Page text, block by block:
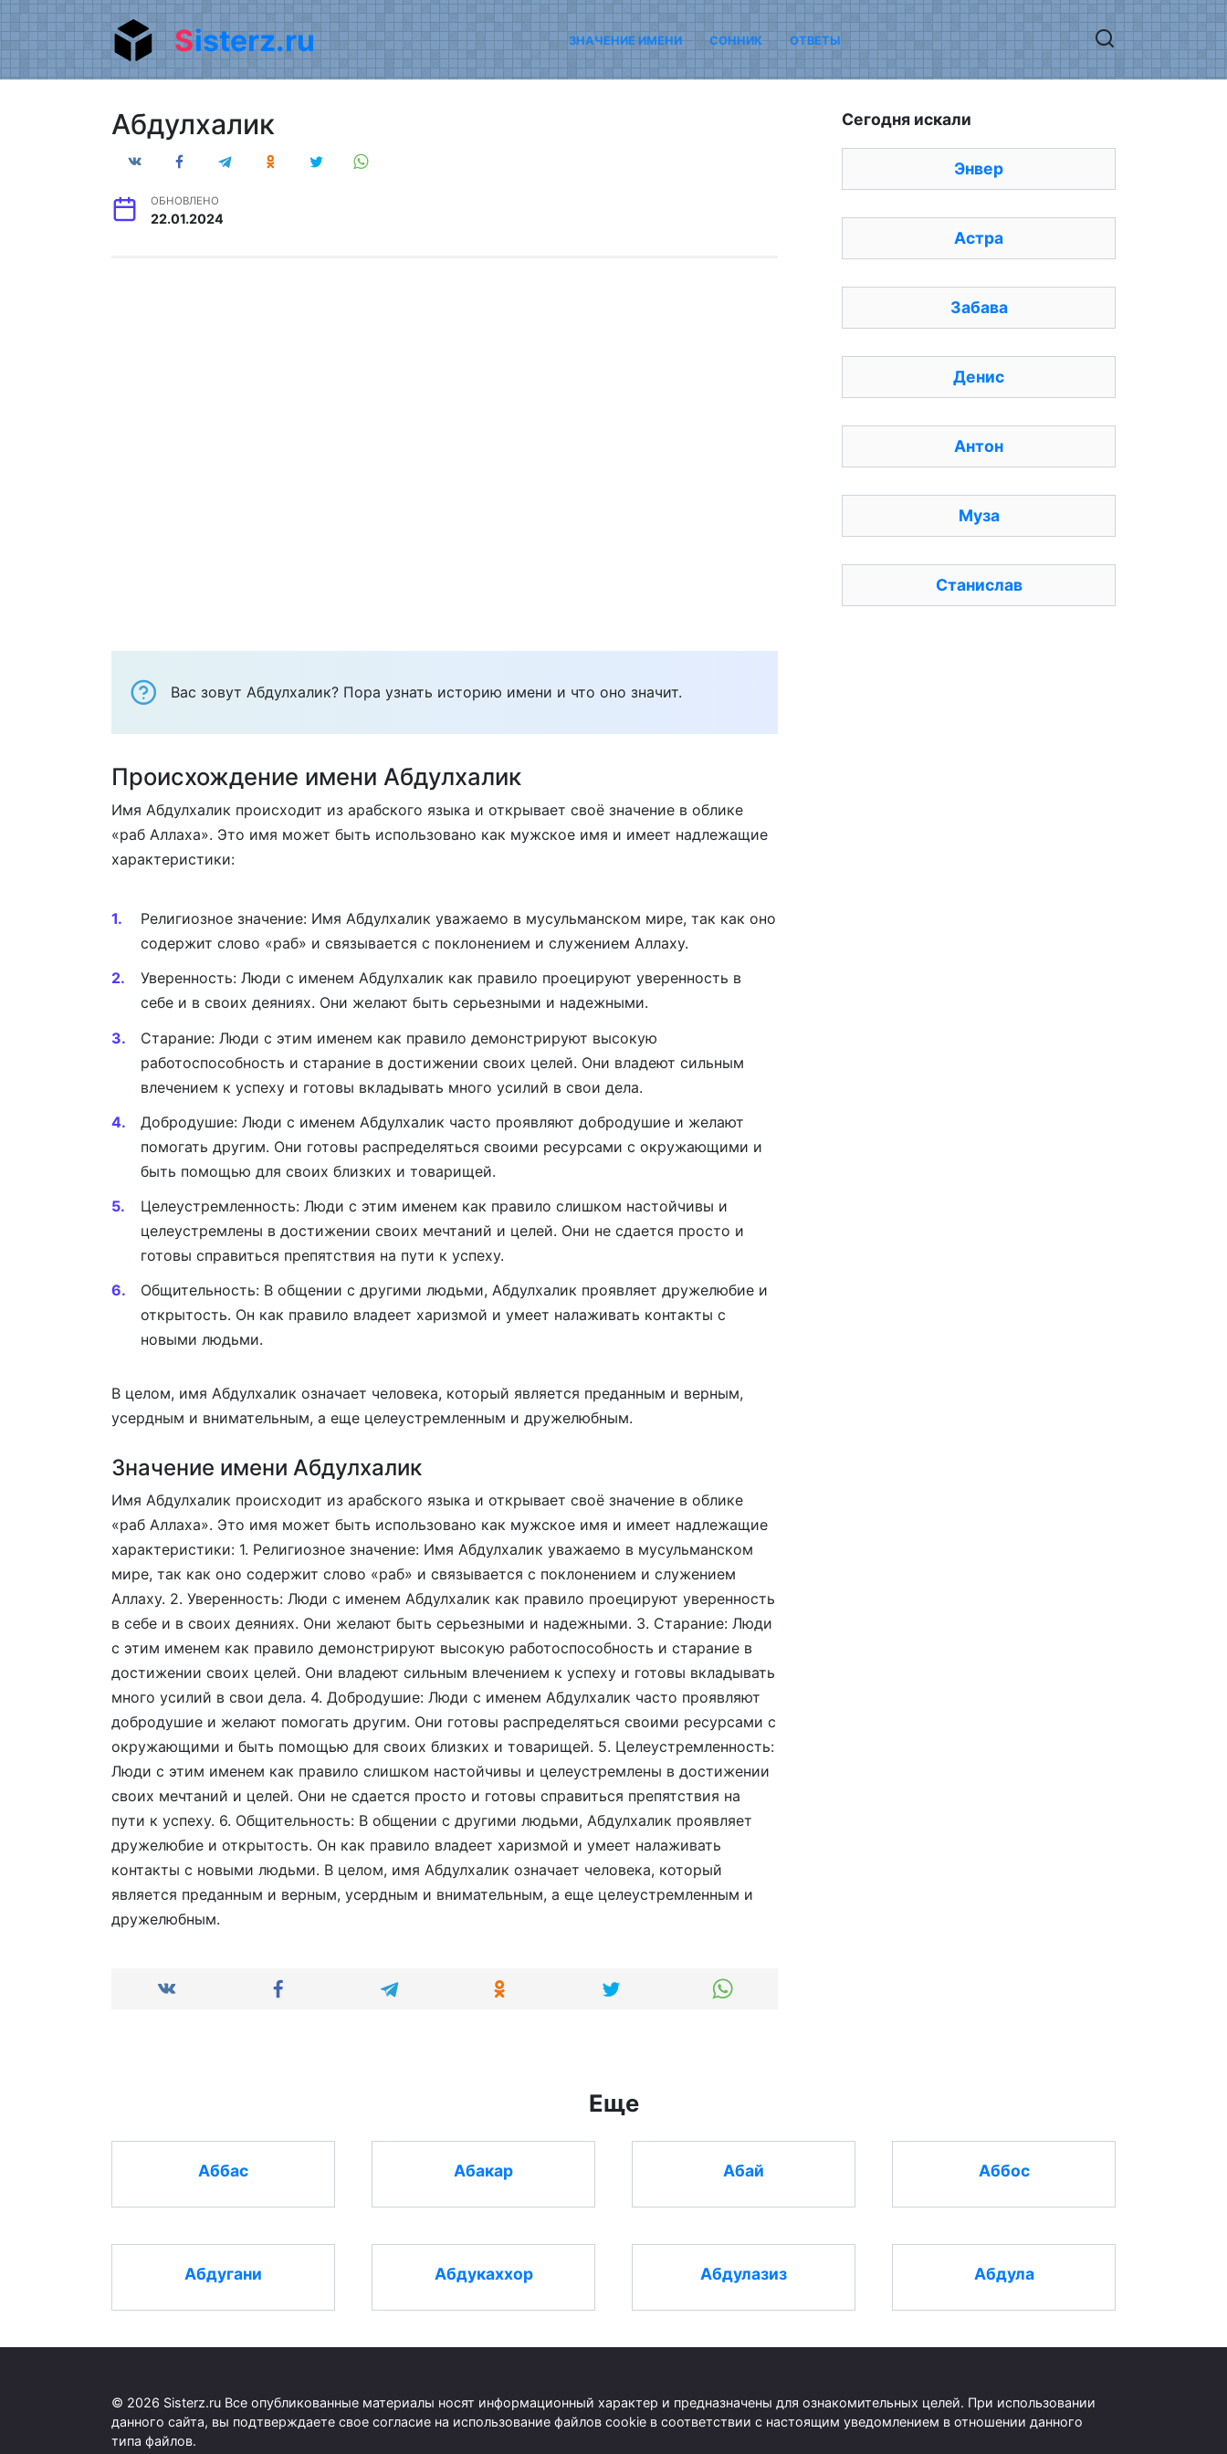
Перейти
к
содержанию
Sisterz.ru ЗНАЧЕНИЕ ИМЕНИ СОННИК ОТВЕТЫ
Абдулхалик
ОБНОВЛЕНО
22.01.2024
Вас зовут Абдулхалик? Пора узнать историю имени и что оно значит.
Происхождение имени Абдулхалик
Имя Абдулхалик происходит из арабского языка и открывает своё значение в облике
«раб Аллаха». Это имя может быть использовано как мужское имя и имеет надлежащие
характеристики:
Религиозное значение: Имя Абдулхалик уважаемо в мусульманском мире, так как оно
содержит слово «раб» и связывается с поклонением и служением Аллаху.
Уверенность: Люди с именем Абдулхалик как правило проецируют уверенность в
себе и в своих деяниях. Они желают быть серьезными и надежными.
Старание: Люди с этим именем как правило демонстрируют высокую
работоспособность и старание в достижении своих целей. Они владеют сильным
влечением к успеху и готовы вкладывать много усилий в свои дела.
Добродушие: Люди с именем Абдулхалик часто проявляют добродушие и желают
помогать другим. Они готовы распределяться своими ресурсами с окружающими и
быть помощью для своих близких и товарищей.
Целеустремленность: Люди с этим именем как правило слишком настойчивы и
целеустремлены в достижении своих мечтаний и целей. Они не сдается просто и
готовы справиться препятствия на пути к успеху.
Общительность: В общении с другими людьми, Абдулхалик проявляет дружелюбие и
открытость. Он как правило владеет харизмой и умеет налаживать контакты с
новыми людьми.
В целом, имя Абдулхалик означает человека, который является преданным и верным,
усердным и внимательным, а еще целеустремленным и дружелюбным.
Значение имени Абдулхалик
Имя Абдулхалик происходит из арабского языка и открывает своё значение в облике
«раб Аллаха». Это имя может быть использовано как мужское имя и имеет надлежащие
характеристики: 1. Религиозное значение: Имя Абдулхалик уважаемо в мусульманском
мире, так как оно содержит слово «раб» и связывается с поклонением и служением
Аллаху. 2. Уверенность: Люди с именем Абдулхалик как правило проецируют уверенность
в себе и в своих деяниях. Они желают быть серьезными и надежными. 3. Старание: Люди
с этим именем как правило демонстрируют высокую работоспособность и старание в
достижении своих целей. Они владеют сильным влечением к успеху и готовы вкладывать
много усилий в свои дела. 4. Добродушие: Люди с именем Абдулхалик часто проявляют
добродушие и желают помогать другим. Они готовы распределяться своими ресурсами с
окружающими и быть помощью для своих близких и товарищей. 5. Целеустремленность:
Люди с этим именем как правило слишком настойчивы и целеустремлены в достижении
своих мечтаний и целей. Они не сдается просто и готовы справиться препятствия на
пути к успеху. 6. Общительность: В общении с другими людьми, Абдулхалик проявляет
дружелюбие и открытость. Он как правило владеет харизмой и умеет налаживать
контакты с новыми людьми. В целом, имя Абдулхалик означает человека, который
является преданным и верным, усердным и внимательным, а еще целеустремленным и
дружелюбным.
Сегодня искали
Энвер
Астра
Забава
Денис
Антон
Муза
Станислав
Еще
Аббас Абакар Абай Аббос
Абдугани Абдукаххор Абдулазиз Абдула
© 2026 Sisterz.ru Все опубликованные материалы носят информационный характер и предназначены для ознакомительных целей. При использовании
данного сайта, вы подтверждаете свое согласие на использование файлов cookie в соответствии с настоящим уведомлением в отношении данного
типа файлов.